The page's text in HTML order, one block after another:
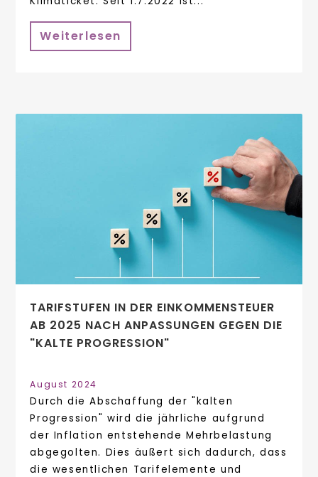
Weiterlesen
TARIFSTUFEN IN DER EINKOMMENSTEUER
AB 2025 NACH ANPASSUNGEN GEGEN DIE
"KALTE PROGRESSION"
August 2024
Durch die Abschaffung der "kalten
Progression" wird die jährliche aufgrund
der Inflation entstehende Mehrbelastung
abgegolten. Dies äußert sich dadurch, dass
die wesentlichen Tarifelemente und